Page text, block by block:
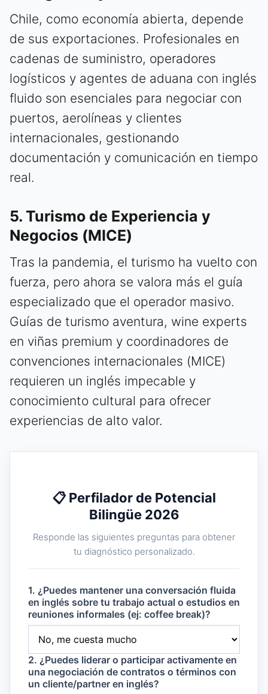
Chile, como economía abierta, depende
de sus exportaciones. Profesionales en
cadenas de suministro, operadores
logísticos y agentes de aduana con inglés
fluido son esenciales para negociar con
puertos, aerolíneas y clientes
internacionales, gestionando
documentación y comunicación en tiempo
real.
5. Turismo de Experiencia y
Negocios (MICE)
Tras la pandemia, el turismo ha vuelto con
fuerza, pero ahora se valora más el guía
especializado que el operador masivo.
Guías de turismo aventura, wine experts
en viñas premium y coordinadores de
convenciones internacionales (MICE)
requieren un inglés impecable y
conocimiento cultural para ofrecer
experiencias de alto valor.
📋 Perfilador de Potencial
Bilingüe 2026
Responde las siguientes preguntas para obtener
tu diagnóstico personalizado.
1. ¿Puedes mantener una conversación fluida
en inglés sobre tu trabajo actual o estudios en
reuniones informales (ej: coffee break)?
2. ¿Puedes liderar o participar activamente en
una negociación de contratos o términos con
un cliente/partner en inglés?